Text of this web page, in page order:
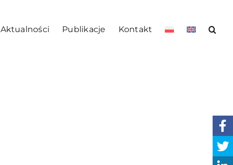
Aktualności Publikacje Kontakt